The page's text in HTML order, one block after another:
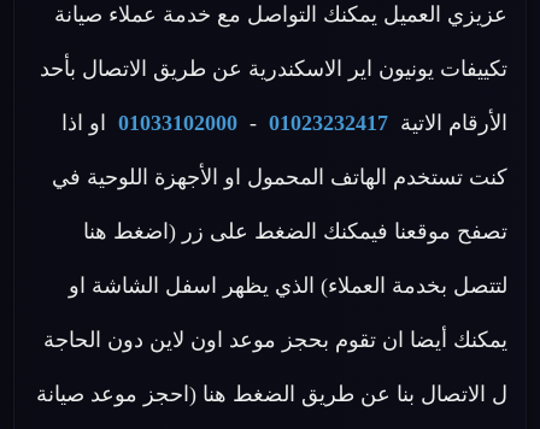
عزيزي العميل يمكنك التواصل مع خدمة عملاء صيانة
تكييفات يونيون اير الاسكندرية عن طريق الاتصال بأحد
الأرقام الاتية 01023232417
-
01033102000 او اذا
كنت تستخدم الهاتف المحمول او الأجهزة اللوحية في
تصفح موقعنا فيمكنك الضغط على زر (اضغط هنا
لتتصل بخدمة العملاء) الذي يظهر اسفل الشاشة او
يمكنك أيضا ان تقوم بحجز موعد اون لاين دون الحاجة
ل الاتصال بنا عن طريق الضغط هنا (احجز موعد صيانة